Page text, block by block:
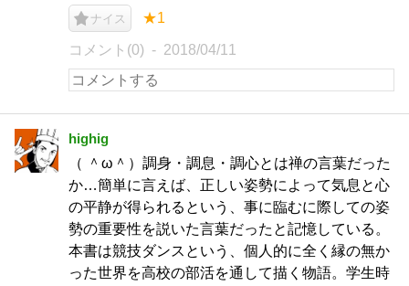
ナイス ★1
コメント(0) 2018/04/11
highig
（ ＾ω＾）調身・調息・調心とは禅の言葉だった
か…簡単に言えば、正しい姿勢によって気息と心
の平静が得られるという、事に臨むに際しての姿
勢の重要性を説いた言葉だったと記憶している。
本書は競技ダンスという、個人的に全く縁の無か
った世界を高校の部活を通して描く物語。学生時